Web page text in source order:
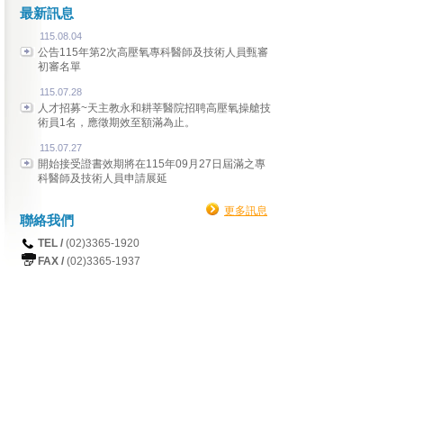
最新訊息
115.08.04
公告115年第2次高壓氧專科醫師及技術人員甄審
初審名單
115.07.28
人才招募~天主教永和耕莘醫院招聘高壓氧操艙技
術員1名，應徵期效至額滿為止。
115.07.27
開始接受證書效期將在115年09月27日屆滿之專
科醫師及技術人員申請展延
更多訊息
聯絡我們
TEL / (02)3365-1920
FAX / (02)3365-1937